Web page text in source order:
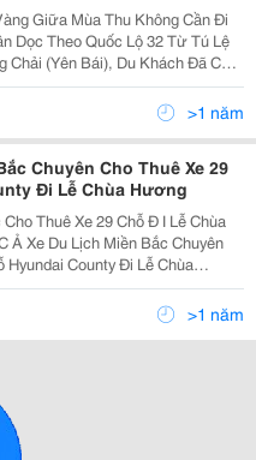
Mùa Thu Không Cần Đi
Dọc Theo Quốc Lộ 32 Từ Tú Lệ
Chải (Yên Bái), Du Khách Đã Có
Thửa Ruộng Bậc Thang
Vàng Óng Lên Tới Tận Mây Trời.
>1 năm
Chuyên Cho Thuê Xe 29
Đi Lễ Chùa Hương
Thuê Xe 29 Chỗ Đ I Lễ Chùa
Hyundai County Đi Lễ Chùa
Cả Lh Ms Hiền Lương
0919 083 069 &Ndash; 0936 386 066 Xe Du Lịch Miền B
>1 năm